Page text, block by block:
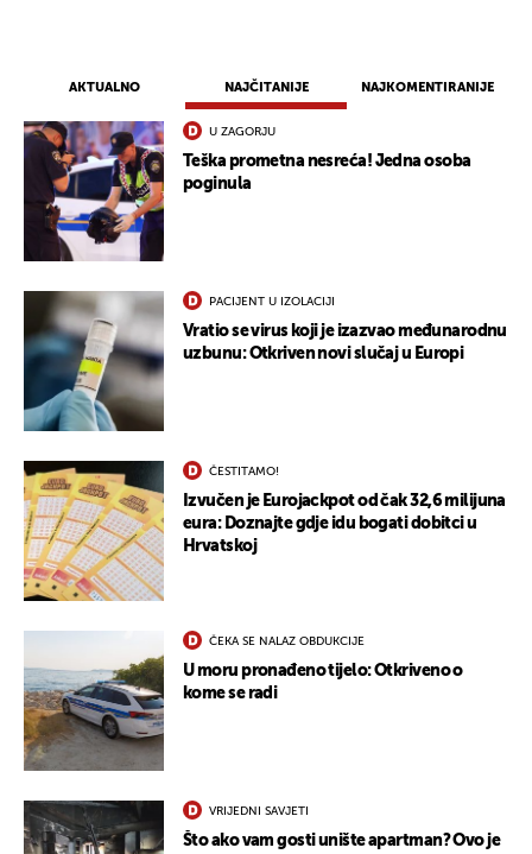
AKTUALNO NAJČITANIJE NAJKOMENTIRANIJE
U ZAGORJU
Teška prometna nesreća! Jedna osoba
poginula
PACIJENT U IZOLACIJI
Vratio se virus koji je izazvao međunarodnu
uzbunu: Otkriven novi slučaj u Europi
ČESTITAMO!
Izvučen je Eurojackpot od čak 32,6 milijuna
eura: Doznajte gdje idu bogati dobitci u
Hrvatskoj
ČEKA SE NALAZ OBDUKCIJE
U moru pronađeno tijelo: Otkriveno o
kome se radi
VRIJEDNI SAVJETI
Što ako vam gosti unište apartman? Ovo je
UKLJUČITE NOTIFIKACIJE